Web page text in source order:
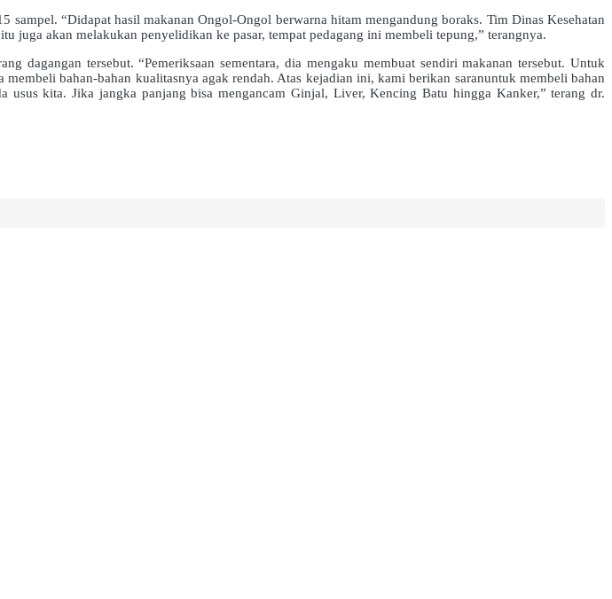
“Didapat hasil makanan Ongol-Ongol berwarna hitam mengandung boraks. Tim Dinas Kesehatan
juga akan melakukan penyelidikan ke pasar, tempat pedagang ini membeli tepung,” terangnya.
dagangan tersebut. “Pemeriksaan sementara, dia mengaku membuat sendiri makanan tersebut. Untuk
bahan-bahan kualitasnya agak rendah. Atas kejadian ini, kami berikan saranuntuk membeli bahan
kita. Jika jangka panjang bisa mengancam Ginjal, Liver, Kencing Batu hingga Kanker,” terang dr.